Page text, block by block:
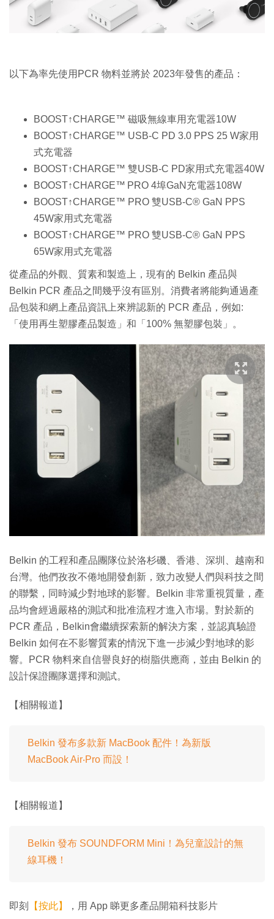
以下為率先使用PCR 物料並將於 2023年發售的產品：
BOOST↑CHARGE™ 磁吸無線車用充電器10W
BOOST↑CHARGE™ USB-C PD 3.0 PPS 25 W家用
式充電器
BOOST↑CHARGE™ 雙USB-C PD家用式充電器40W
BOOST↑CHARGE™ PRO 4埠GaN充電器108W
BOOST↑CHARGE™ PRO 雙USB-C® GaN PPS
45W家用式充電器
BOOST↑CHARGE™ PRO 雙USB-C® GaN PPS
65W家用式充電器
從產品的外觀、質素和製造上，現有的 Belkin 產品與
Belkin PCR 產品之間幾乎沒有區別。消費者將能夠通過產
品包裝和網上產品資訊上來辨認新的 PCR 產品，例如:
「使用再生塑膠產品製造」和「100% 無塑膠包裝」。
Belkin 的工程和產品團隊位於洛杉磯、香港、深圳、越南和
台灣。他們孜孜不倦地開發創新，致力改變人們與科技之間
的聯繫，同時減少對地球的影響。Belkin 非常重視質量，產
品均會經過嚴格的測試和批准流程才進入市場。對於新的
PCR 產品，Belkin會繼續探索新的解決方案，並認真驗證
Belkin 如何在不影響質素的情況下進一步減少對地球的影
響。PCR 物料來自信譽良好的樹脂供應商，並由 Belkin 的
設計保證團隊選擇和測試。
【相關報道】
Belkin 發布多款新 MacBook 配件！為新版
MacBook Air‧Pro 而設！
【相關報道】
Belkin 發布 SOUNDFORM Mini！為兒童設計的無
線耳機！
即刻 【按此】 ，用 App 睇更多產品開箱科技影片